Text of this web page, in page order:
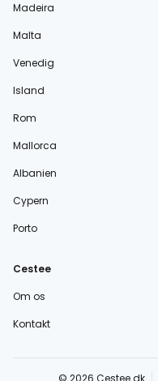
Madeira
Malta
Venedig
Island
Rom
Mallorca
Albanien
Cypern
Porto
Cestee
Om os
Kontakt